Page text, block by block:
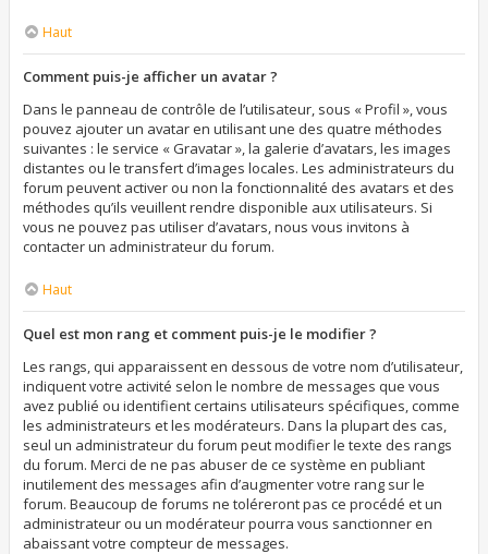
Haut
Comment puis-je afficher un avatar ?
Dans le panneau de contrôle de l’utilisateur, sous « Profil », vous
pouvez ajouter un avatar en utilisant une des quatre méthodes
suivantes : le service « Gravatar », la galerie d’avatars, les images
distantes ou le transfert d’images locales. Les administrateurs du
forum peuvent activer ou non la fonctionnalité des avatars et des
méthodes qu’ils veuillent rendre disponible aux utilisateurs. Si
vous ne pouvez pas utiliser d’avatars, nous vous invitons à
contacter un administrateur du forum.
Haut
Quel est mon rang et comment puis-je le modifier ?
Les rangs, qui apparaissent en dessous de votre nom d’utilisateur,
indiquent votre activité selon le nombre de messages que vous
avez publié ou identifient certains utilisateurs spécifiques, comme
les administrateurs et les modérateurs. Dans la plupart des cas,
seul un administrateur du forum peut modifier le texte des rangs
du forum. Merci de ne pas abuser de ce système en publiant
inutilement des messages afin d’augmenter votre rang sur le
forum. Beaucoup de forums ne toléreront pas ce procédé et un
administrateur ou un modérateur pourra vous sanctionner en
abaissant votre compteur de messages.